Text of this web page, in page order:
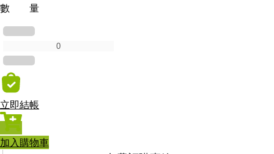
數 量
立即結帳
加入購物車